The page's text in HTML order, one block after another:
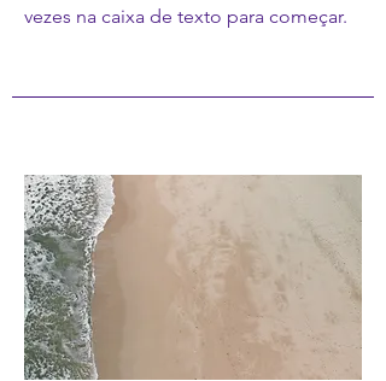
vezes na caixa de texto para começar.